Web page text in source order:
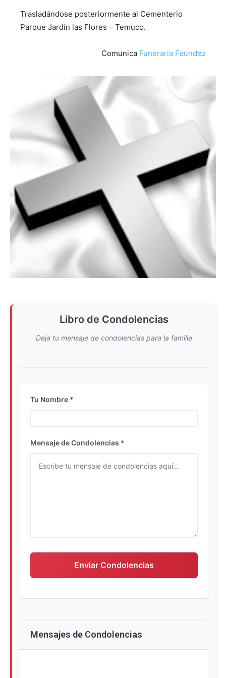
Trasladándose posteriormente al Cementerio
Parque Jardín las Flores – Temuco.
Comunica Funeraria Faundez
Libro de Condolencias
Deja tu mensaje de condolencias para la familia
Tu Nombre *
Mensaje de Condolencias *
Enviar Condolencias
Mensajes de Condolencias